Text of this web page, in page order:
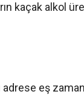
kaçak alkol
adrese eş